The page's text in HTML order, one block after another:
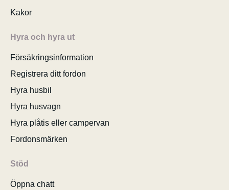
Kakor
Hyra och hyra ut
Försäkringsinformation
Registrera ditt fordon
Hyra husbil
Hyra husvagn
Hyra plåtis eller campervan
Fordonsmärken
Stöd
Öppna chatt